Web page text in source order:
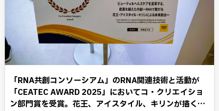
「RNA共創コンソーシアム」のRNA関連技術と活動が
「CEATEC AWARD 2025」においてコ・クリエイショ
ン部門賞を受賞。花王、アイスタイル、キリンが描く